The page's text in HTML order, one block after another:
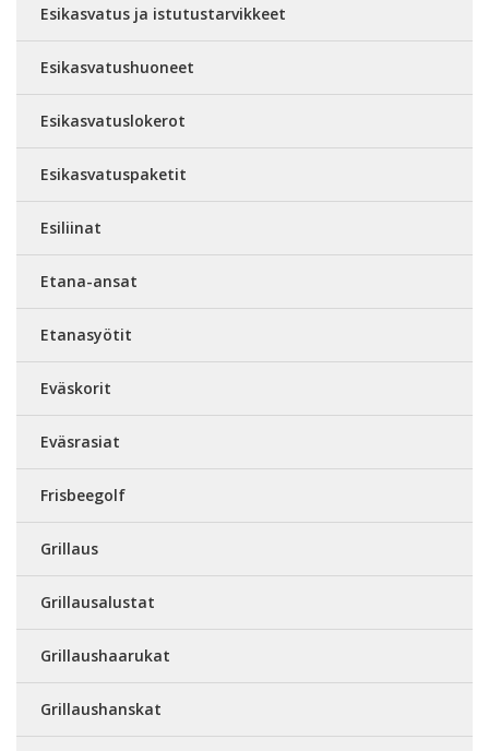
Esikasvatus ja istutustarvikkeet
Esikasvatushuoneet
Esikasvatuslokerot
Esikasvatuspaketit
Esiliinat
Etana-ansat
Etanasyötit
Eväskorit
Eväsrasiat
Frisbeegolf
Grillaus
Grillausalustat
Grillaushaarukat
Grillaushanskat